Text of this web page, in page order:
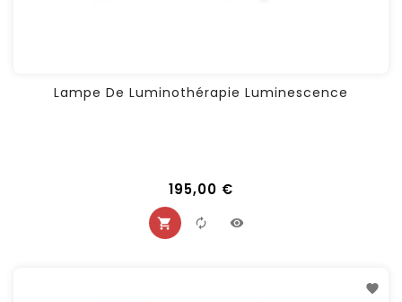
Lampe De Luminothérapie Luminescence
195,00 €